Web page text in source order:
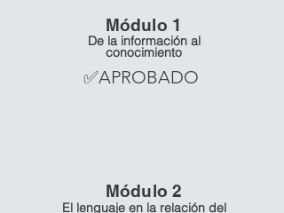
Módulo 1
De la información al
conocimiento
✅APROBADO
Módulo 2
El lenguaje en la relación del